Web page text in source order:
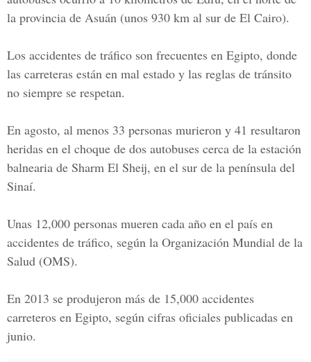
la provincia de Asuán (unos 930 km al sur de El Cairo).
Los accidentes de tráfico son frecuentes en Egipto, donde
las carreteras están en mal estado y las reglas de tránsito
no siempre se respetan.
En agosto, al menos 33 personas murieron y 41 resultaron
heridas en el choque de dos autobuses cerca de la estación
balnearia de Sharm El Sheij, en el sur de la península del
Sinaí.
Unas 12,000 personas mueren cada año en el país en
accidentes de tráfico, según la Organización Mundial de la
Salud (OMS).
En 2013 se produjeron más de 15,000 accidentes
carreteros en Egipto, según cifras oficiales publicadas en
junio.